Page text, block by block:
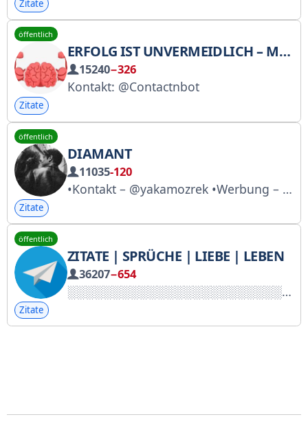
Zitate
öffentlich
ERFOLG IST UNVERMEIDLICH – MOTIVATION
15240−326
Kontakt: @Contactnbot
Zitate
öffentlich
DIAMANT
11035-120
•Kontakt – @yakamozrek •Werbung – @diamondrekk
Zitate
öffentlich
ZITATE | SPRÜCHE | LIEBE | LEBEN
36207−654
Zitate